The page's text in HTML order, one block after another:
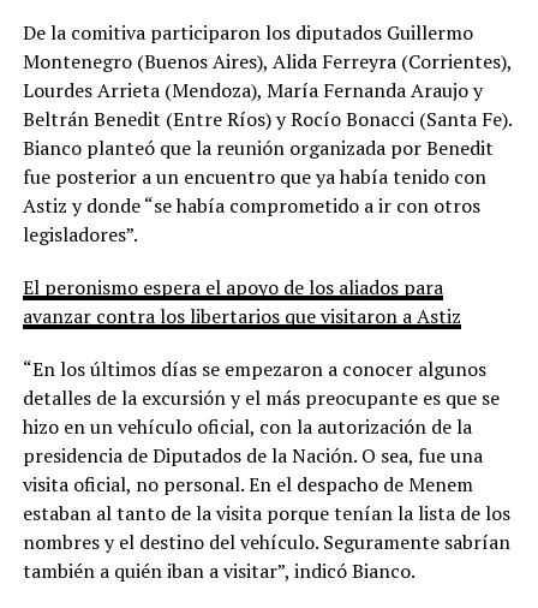
De la comitiva participaron los diputados Guillermo
Montenegro (Buenos Aires), Alida Ferreyra (Corrientes),
Lourdes Arrieta (Mendoza), María Fernanda Araujo y
Beltrán Benedit (Entre Ríos) y Rocío Bonacci (Santa Fe).
Bianco planteó que la reunión organizada por Benedit
fue posterior a un encuentro que ya había tenido con
Astiz y donde “se había comprometido a ir con otros
legisladores”.
El peronismo espera el apoyo de los aliados para
avanzar contra los libertarios que visitaron a Astiz
“En los últimos días se empezaron a conocer algunos
detalles de la excursión y el más preocupante es que se
hizo en un vehículo oficial, con la autorización de la
presidencia de Diputados de la Nación. O sea, fue una
visita oficial, no personal. En el despacho de Menem
estaban al tanto de la visita porque tenían la lista de los
nombres y el destino del vehículo. Seguramente sabrían
también a quién iban a visitar”, indicó Bianco.